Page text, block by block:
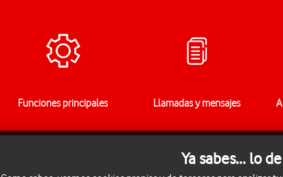
Funciones principales Llamadas y mensajes
Ya sabes... lo